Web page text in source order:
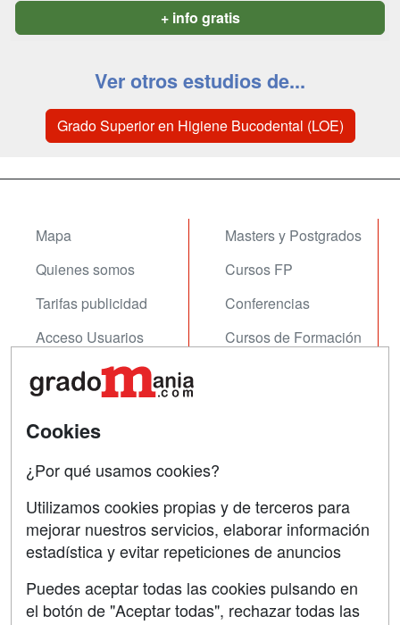
+ info gratis
Ver otros estudios de...
Grado Superior en Higiene Bucodental (LOE)
Mapa
Quienes somos
Tarifas publicidad
Acceso Usuarios
Acceso Centros
Masters y Postgrados
Cursos FP
Conferencias
Cursos de Formación
Contactar
Copyleft
Cookies
¿Por qué usamos cookies?
Utilizamos cookies propias y de terceros para
mejorar nuestros servicios, elaborar información
estadística y evitar repeticiones de anuncios
Puedes aceptar todas las cookies pulsando en
el botón de "Aceptar todas", rechazar todas las